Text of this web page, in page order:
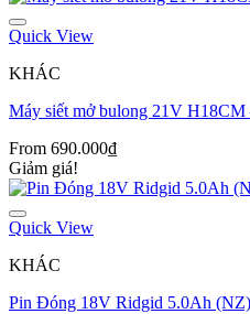
Quick View
KHÁC
Máy siết mở bulong 21V
From 690.000₫
Giảm giá!
Quick View
KHÁC
Pin Đóng 18V Ridgid 5.0Ah (NZ)